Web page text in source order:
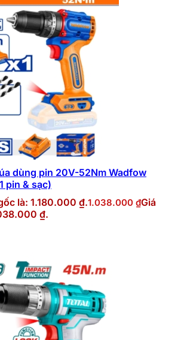
dùng pin 20V-52Nm Wadfow
pin & sạc)
là: 1.180.000 ₫.1.038.000 ₫Giá
₫.